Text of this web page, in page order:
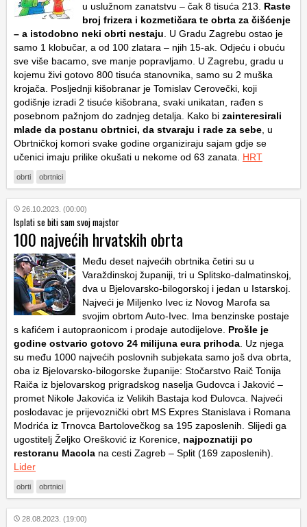
u uslužnom zanatstvu – čak 8 tisuća 213. Raste
broj frizera i kozmetičara te obrta za čišćenje
– a istodobno neki obrti nestaju . U Gradu Zagrebu ostao je
samo 1 klobučar, a od 100 zlatara – njih 15-ak. Odjeću i obuću
sve više bacamo, sve manje popravljamo. U Zagrebu, gradu u
kojemu živi gotovo 800 tisuća stanovnika, samo su 2 muška
krojača. Posljednji kišobranar je Tomislav Cerovečki, koji
godišnje izradi 2 tisuće kišobrana, svaki unikatan, rađen s
posebnom pažnjom do zadnjeg detalja. Kako bi zainteresirali
mlade da postanu obrtnici, da stvaraju i rade za sebe , u
Obrtničkoj komori svake godine organiziraju sajam gdje se
učenici imaju prilike okušati u nekome od 63 zanata. HRT
obrti obrtnici
26.10.2023. (00:00)
Isplati se biti sam svoj majstor
100 najvećih hrvatskih obrta
Među deset najvećih obrtnika četiri su u
Varaždinskoj županiji, tri u Splitsko-dalmatinskoj,
dva u Bjelovarsko-bilogorskoj i jedan u Istarskoj.
Najveći je Miljenko Ivec iz Novog Marofa sa
svojim obrtom Auto-Ivec. Ima benzinske postaje
s kafićem i autopraonicom i prodaje autodijelove. Prošle je
godine ostvario gotovo 24 milijuna eura prihoda . Uz njega
su među 1000 najvećih poslovnih subjekata samo još dva obrta,
oba iz Bjelovarsko-bilogorske županije: Stočarstvo Raič Tonija
Raiča iz bjelovarskog prigradskog naselja Gudovca i Jaković –
promet Nikole Jakovića iz Velikih Bastaja kod Đulovca. Najveći
poslodavac je prijevoznički obrt MS Expres Stanislava i Romana
Modrića iz Trnovca Bartolovečkog sa 195 zaposlenih. Slijedi ga
ugostitelj Željko Orešković iz Korenice, najpoznatiji po
restoranu Macola na cesti Zagreb – Split (169 zaposlenih).
Lider
obrti obrtnici
28.08.2023. (19:00)